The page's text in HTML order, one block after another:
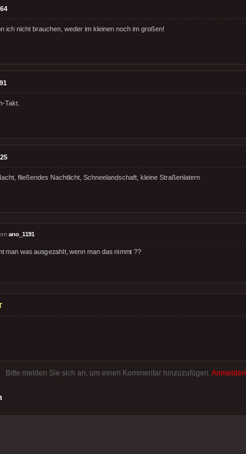
ich nicht brauchen, weder im kleinen noch im großen!
Takt.
fließendes Nachtlicht, Schneelandschaft, kleine Straßenlatern
ano_1191
man was ausgezahlt, wenn man das nimmt ??
Bitte melden Sie sich an, um einen Kommentar hinzuzufügen. Anmelden